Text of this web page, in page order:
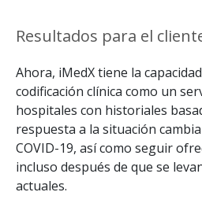
Resultados para el
Ahora, iMedX tiene la
codificación clínica como un
hospitales con historiales
respuesta a la situación
COVID-19, así como seguir
incluso después de que se
actuales.